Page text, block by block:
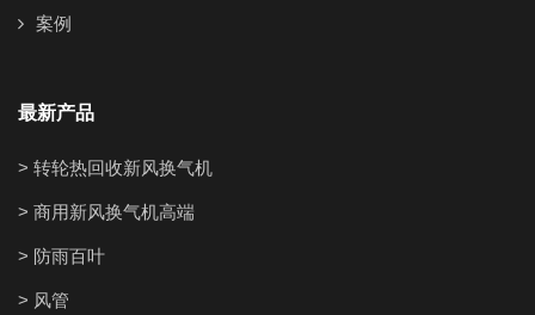
案例
最新产品
> 转轮热回收新风换气机
> 商用新风换气机高端
> 防雨百叶
> 风管